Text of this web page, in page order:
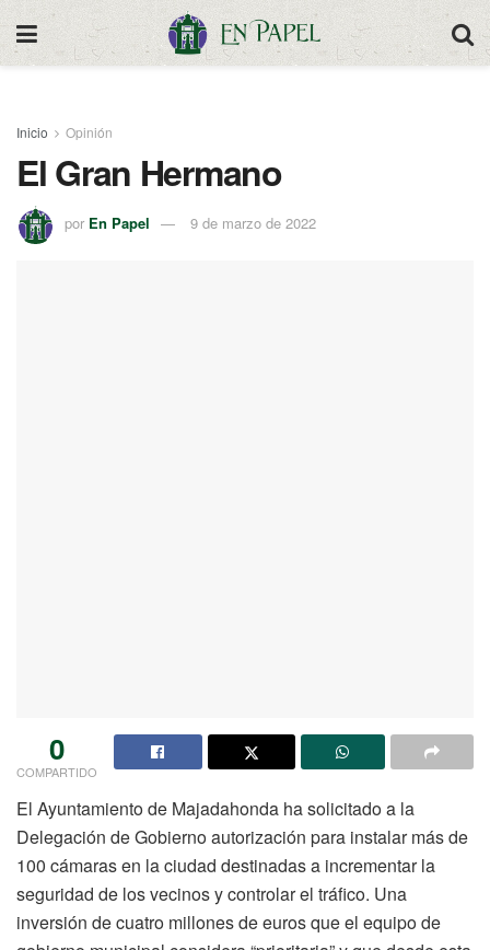
Inicio Opinión
El Gran Hermano
por En Papel 9 de marzo de 2022
0
COMPARTIDO
El Ayuntamiento de Majadahonda ha solicitado a la
Delegación de Gobierno autorización para instalar más de
100 cámaras en la ciudad destinadas a incrementar la
seguridad de los vecinos y controlar el tráfico. Una
inversión de cuatro millones de euros que el equipo de